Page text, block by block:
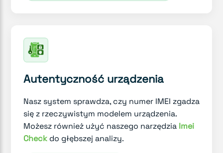
Autentyczność urządzenia
Nasz system sprawdza, czy numer IMEI zgadza
się z rzeczywistym modelem urządzenia.
Możesz również użyć naszego narzędzia Imei
Check do głębszej analizy.